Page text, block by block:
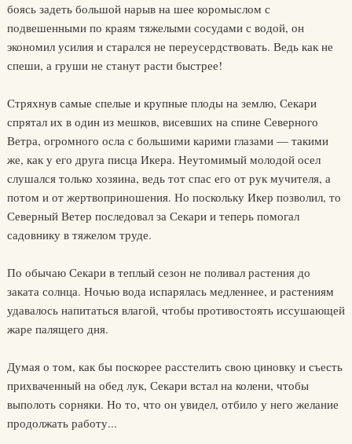
боясь задеть большой нарыв на шее коромыслом с
подвешенными по краям тяжелыми сосудами с водой, он
экономил усилия и старался не переусердствовать. Ведь как не
спеши, а груши не станут расти быстрее!
Стряхнув самые спелые и крупные плоды на землю, Секари
спрятал их в один из мешков, висевших на спине Северного
Ветра, огромного осла с большими карими глазами — такими
же, как у его друга писца Икера. Неутомимый молодой осел
слушался только хозяина, ведь тот спас его от рук мучителя, а
потом и от жертвоприношения. Но поскольку Икер позволил, то
Северный Ветер последовал за Секари и теперь помогал
садовнику в тяжелом труде.
По обычаю Секари в теплый сезон не поливал растения до
заката солнца. Ночью вода испарялась медленнее, и растениям
удавалось напитаться влагой, чтобы противостоять иссушающей
жаре палящего дня.
Думая о том, как бы поскорее расстелить свою циновку и съесть
прихваченный на обед лук, Секари встал на колени, чтобы
выполоть сорняки. Но то, что он увидел, отбило у него желание
продолжать работу...